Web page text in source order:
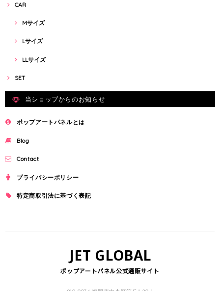
CAR
Mサイズ
Lサイズ
LLサイズ
SET
当ショップからのお知らせ
ポップアートパネルとは
Blog
Contact
プライバシーポリシー
特定商取引法に基づく表記
JET GLOBAL
ポップアートパネル公式通販サイト